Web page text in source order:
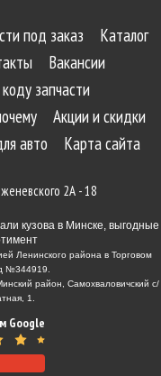
под заказ
Каталог
Вакансии
запчасти
Акции и скидки
авто Карта сайта
2А - 18
кузова в Минске, выгодные
Ленинского района в Торговом
№344919.
район, Самохваловичский с/
1.
Google